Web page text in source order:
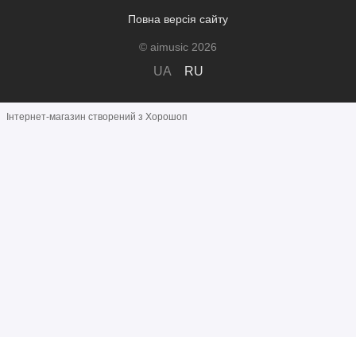
Повна версія сайту
© aimusic 2026
UA RU
Інтернет-магазин створений з Хорошоп